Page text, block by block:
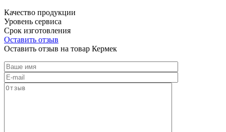
Качество продукции
Уровень сервиса
Срок изготовления
Оставить отзыв
Оставить отзыв на товар Кермек